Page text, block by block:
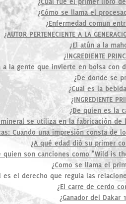
¿Cómo se llama el
¿Enfermedad comun
¿AUTOR PERTENECIENTE A LA
¿El atún a la
¿INGREDIENTE
a la gente que invierte en bolsa
¿De donde se
¿Cual es la
¿INGREDIENTE
¿De quien es la
se utiliza en la fabricación de
Cuando una impresión consta de
¿A qué edad dió su primer
quien son canciones como "Wild is
¿Como se llama el
es el derecho que regula las
¿El carre de cerdo
¿Ganador del Dakar